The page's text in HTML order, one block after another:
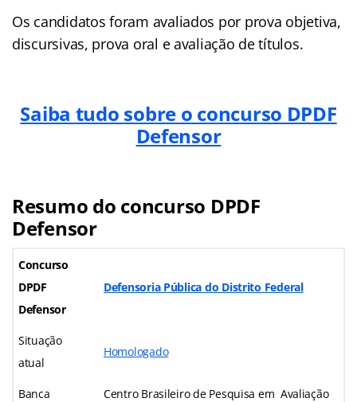
Os candidatos foram avaliados por prova objetiva,
discursivas, prova oral e avaliação de títulos.
Saiba tudo sobre o concurso DPDF
Defensor
Resumo do concurso DPDF
Defensor
Concurso
DPDF
Defensor
Defensoria Pública do Distrito Federal
Situação
atual
Homologado
Banca
Centro Brasileiro de Pesquisa em Avaliação